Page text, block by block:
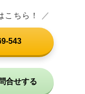
こちら！ ／
543
合せする